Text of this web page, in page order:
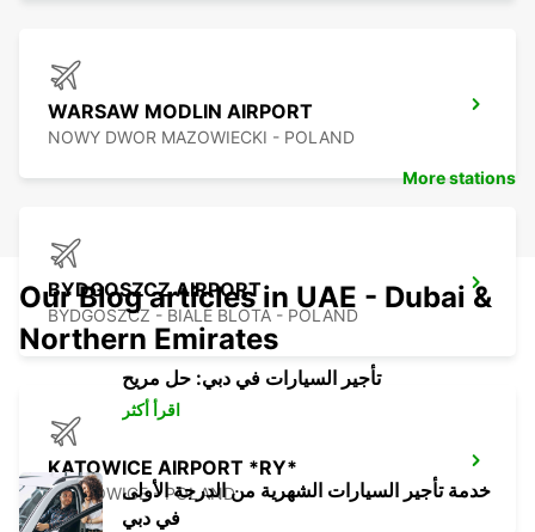
WARSAW MODLIN AIRPORT
NOWY DWOR MAZOWIECKI - POLAND
BYDGOSZCZ AIRPORT
BYDGOSZCZ - BIALE BLOTA - POLAND
KATOWICE AIRPORT *RY*
OZAROWICE - POLAND
More stations
Our Blog articles in UAE - Dubai &
Northern Emirates
تأجير السيارات في دبي: حل مريح
اقرأ أكثر
خدمة تأجير السيارات الشهرية من الدرجة الأولى
في دبي